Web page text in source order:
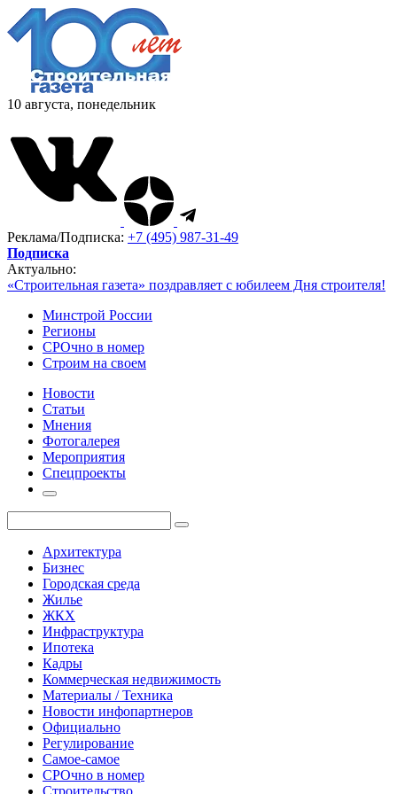
10 августа, понедельник
Реклама/Подписка: +7 (495) 987-31-49
Подписка
Актуально:
«Строительная газета» поздравляет с юбилеем Дня строителя!
Минстрой России
Регионы
СРОчно в номер
Строим на своем
Новости
Статьи
Мнения
Фотогалерея
Мероприятия
Спецпроекты
Архитектура
Бизнес
Городская среда
Жилье
ЖКХ
Инфраструктура
Ипотека
Кадры
Коммерческая недвижимость
Материалы / Техника
Новости инфопартнеров
Официально
Регулирование
Самое-самое
СРОчно в номер
Строительство